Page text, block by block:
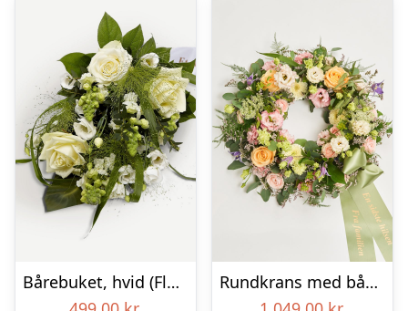
Bårebuket, hvid (Floristens kreative valg) med bånd
Rundkrans med bånd – Floristens kreative valg